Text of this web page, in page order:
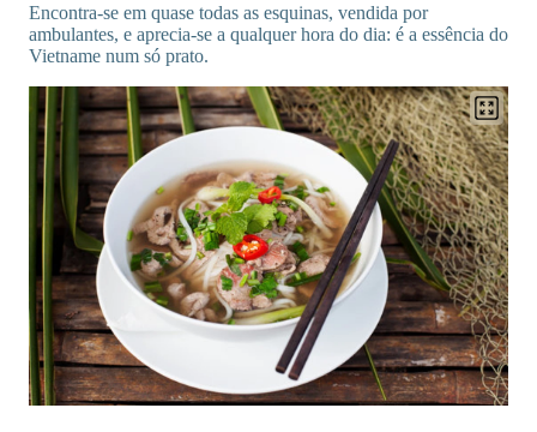
Encontra-se em quase todas as esquinas, vendida por
ambulantes, e aprecia-se a qualquer hora do dia: é a essência do
Vietname num só prato.